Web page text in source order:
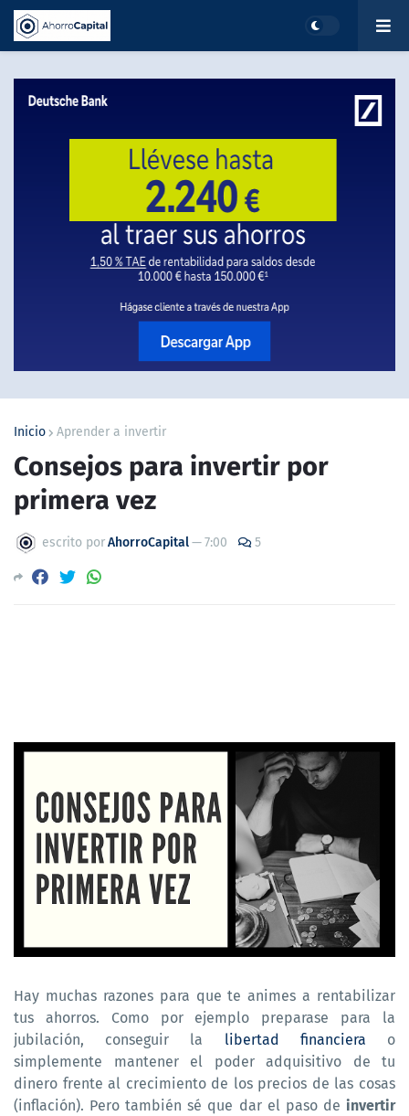
Inicio Aprender a invertir
Consejos para invertir por
primera vez
escrito porAhorroCapital—7:00 5
Hay muchas razones para que te animes a rentabilizar
tus ahorros. Como por ejemplo preparase para la
jubilación, conseguir la libertad financiera o
simplemente mantener el poder adquisitivo de tu
dinero frente al crecimiento de los precios de las cosas
(inflación). Pero también sé que dar el paso de invertir